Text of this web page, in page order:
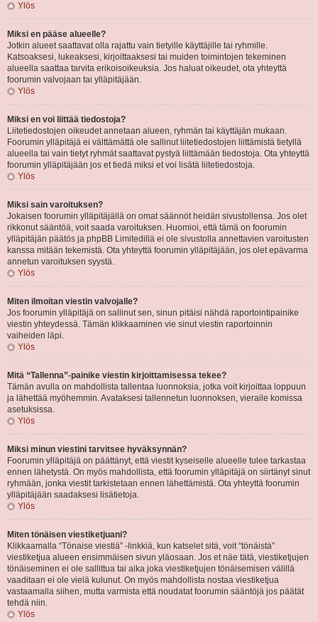
Ylös
Miksi en pääse alueelle?
Jotkin alueet saattavat olla rajattu vain tietyille käyttäjille tai ryhmille.
Katsoaksesi, lukeaksesi, kirjoittaaksesi tai muiden toimintojen tekeminen
alueella saattaa tarvita erikoisoikeuksia. Jos haluat oikeudet, ota yhteyttä
foorumin valvojaan tai ylläpitäjään.
Ylös
Miksi en voi liittää tiedostoja?
Liitetiedostojen oikeudet annetaan alueen, ryhmän tai käyttäjän mukaan.
Foorumin ylläpitäjä ei välttämättä ole sallinut liitetiedostojen liittämistä tietyllä
alueella tai vain tietyt ryhmät saattavat pystyä liittämään tiedostoja. Ota yhteyttä
foorumin ylläpitäjään jos et tiedä miksi et voi lisätä liitetiedostoja.
Ylös
Miksi sain varoituksen?
Jokaisen foorumin ylläpitäjällä on omat säännöt heidän sivustollensa. Jos olet
rikkonut sääntöä, voit saada varoituksen. Huomioi, että tämä on foorumin
ylläpitäjän päätös ja phpBB Limitedillä ei ole sivustolla annettavien varoitusten
kanssa mitään tekemistä. Ota yhteyttä foorumin ylläpitäjään, jos olet epävarma
annetun varoituksen syystä.
Ylös
Miten ilmoitan viestin valvojalle?
Jos foorumin ylläpitäjä on sallinut sen, sinun pitäisi nähdä raportointipainike
viestin yhteydessä. Tämän klikkaaminen vie sinut viestin raportoinnin
vaiheiden läpi.
Ylös
Mitä “Tallenna”-painike viestin kirjoittamisessa tekee?
Tämän avulla on mahdollista tallentaa luonnoksia, jotka voit kirjoittaa loppuun
ja lähettää myöhemmin. Avataksesi tallennetun luonnoksen, vieraile komissa
asetuksissa.
Ylös
Miksi minun viestini tarvitsee hyväksynnän?
Foorumin ylläpitäjä on päättänyt, että viestit kyseiselle alueelle tulee tarkastaa
ennen lähetystä. On myös mahdollista, että foorumin ylläpitäjä on siirtänyt sinut
ryhmään, jonka viestit tarkistetaan ennen lähettämistä. Ota yhteyttä foorumin
ylläpitäjään saadaksesi lisätietoja.
Ylös
Miten tönäisen viestiketjuani?
Klikkaamalla “Tönaise viestiä” -linkkiä, kun katselet sitä, voit “tönäistä”
viestiketjua alueen ensimmäisen sivun yläosaan. Jos et näe tätä, viestiketjujen
tönäiseminen ei ole sallittua tai aika joka viestiketjujen tönäisemisen välillä
vaaditaan ei ole vielä kulunut. On myös mahdollista nostaa viestiketjua
vastaamalla siihen, mutta varmista että noudatat foorumin sääntöjä jos päätät
tehdä niin.
Ylös